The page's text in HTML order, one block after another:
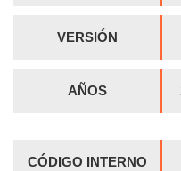
VERSIÓN
AÑOS
CÓDIGO INTERNO